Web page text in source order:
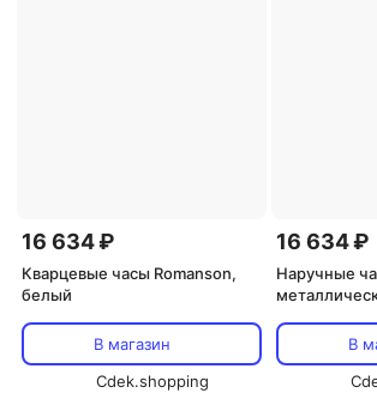
16 634 ₽
Кварцевые часы Romanson,
белый
В магазин
Cdek.shopping
16 634 ₽
Наручные
В